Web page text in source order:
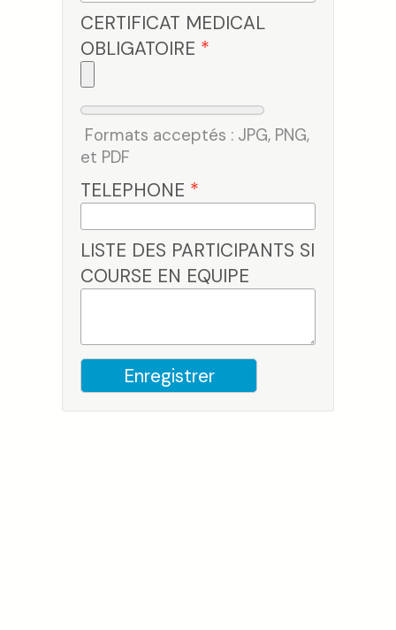
CERTIFICAT MEDICAL
OBLIGATOIRE *
Formats acceptés : JPG, PNG,
et PDF
TELEPHONE *
LISTE DES PARTICIPANTS SI
COURSE EN EQUIPE